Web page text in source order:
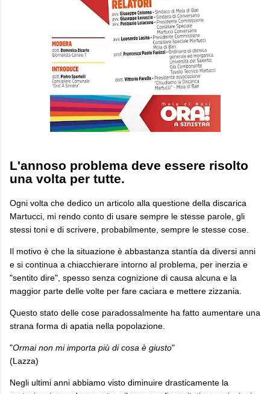
L'annoso problema deve essere risolto
una volta per tutte.
Ogni volta che dedico un articolo alla questione della discarica
Martucci, mi rendo conto di usare sempre le stesse parole, gli
stessi toni e di scrivere, probabilmente, sempre le stesse cose.
Il motivo è che la situazione è abbastanza stantía da diversi anni
e si continua a chiacchierare intorno al problema, per inerzia e
"sentito dire", spesso senza cognizione di causa alcuna e la
maggior parte delle volte per fare caciara e mettere zizzania.
Questo stato delle cose paradossalmente ha fatto aumentare una
strana forma di apatia nella popolazione.
"Ormai non mi importa più di cosa è giusto"
(Lazza)
Negli ultimi anni abbiamo visto diminuire drasticamente la